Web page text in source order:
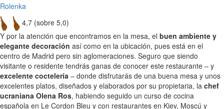
Rolenka
4,7 (sobre 5,0)
Y por la atención que encontramos en la mesa, el buen ambiente y
elegante decoración así como en la ubicación, pues está en el
centro de Madrid pero sin aglomeraciones. Seguro que siendo
visitante o residente tendrás ganas de conocer este restaurante – y
excelente coctelería – donde disfrutarás de una buena mesa y unos
excelentes platos, diseñados y elaborados por su propietaria, la chef
ucraniana Olena Ros, habiendo seguido un curso de cocina
española en Le Cordon Bleu y con restaurantes en Kiev, Moscú y